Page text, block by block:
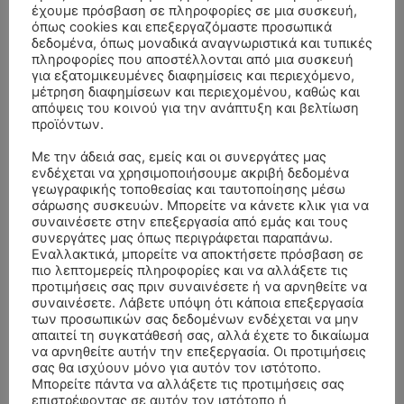
ΣΥΛΛΥΠΗΤΗΡΙΑ ΜΗΝΥΜΑΤΑ
Αλέξανδρος ΣέρβοςεπίΚΗΔΕΙΑ – ΣΑΒΒΑΤΟ 25/7/2026 –
ΧΑΡΑΛΑΜΠΟΣ ΚΑΥΚΙΑΣ ΕΤΩΝ 57
ΧΡΙΣΤΙΝΑεπίΚΗΔΕΙΑ – ΤΡΙΤΗ 4/8/2026 – ΧΡΗΣΤΟΣ Α. ΠΑΛΙΟΥΡΑΣ
ΕΤΩΝ 58
Θεόδωρος Νάκοςεπί ΚΗΔΕΙΑ – ΔΕΥΤΕΡΑ 3/8/2026 – ΔΗΜΗΤΡΙΟΣ Σ.
έχουμε πρόσβαση σε πληροφορίες σε μια συσκευή,
όπως cookies και επεξεργαζόμαστε προσωπικά
δεδομένα, όπως μοναδικά αναγνωριστικά και τυπικές
πληροφορίες που αποστέλλονται από μια συσκευή
για εξατομικευμένες διαφημίσεις και περιεχόμενο,
μέτρηση διαφημίσεων και περιεχομένου, καθώς και
απόψεις του κοινού για την ανάπτυξη και βελτίωση
προϊόντων.
Με την άδειά σας, εμείς και οι συνεργάτες μας
ενδέχεται να χρησιμοποιήσουμε ακριβή δεδομένα
γεωγραφικής τοποθεσίας και ταυτοποίησης μέσω
σάρωσης συσκευών. Μπορείτε να κάνετε κλικ για να
συναινέσετε στην επεξεργασία από εμάς και τους
συνεργάτες μας όπως περιγράφεται παραπάνω.
Εναλλακτικά, μπορείτε να αποκτήσετε πρόσβαση σε
πιο λεπτομερείς πληροφορίες και να αλλάξετε τις
προτιμήσεις σας πριν συναινέσετε ή να αρνηθείτε να
συναινέσετε. Λάβετε υπόψη ότι κάποια επεξεργασία
των προσωπικών σας δεδομένων ενδέχεται να μην
απαιτεί τη συγκατάθεσή σας, αλλά έχετε το δικαίωμα
να αρνηθείτε αυτήν την επεξεργασία. Οι προτιμήσεις
σας θα ισχύουν μόνο για αυτόν τον ιστότοπο.
Μπορείτε πάντα να αλλάξετε τις προτιμήσεις σας
επιστρέφοντας σε αυτόν τον ιστότοπο ή